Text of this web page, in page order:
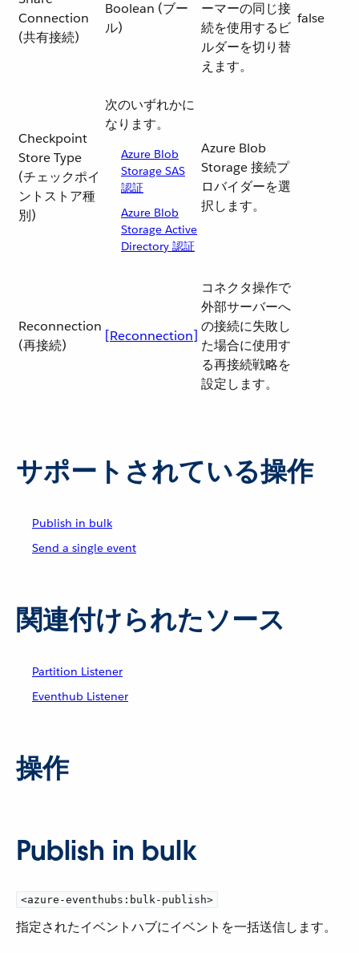
Connection
(共有接続)
Boolean (ブー
ル)
ーマーの同じ接
続を使用するビ
ルダーを切り替
えます。
false
Checkpoint
Store Type
(チェックポイ
ントストア種
別)
次のいずれかに
なります。
Azure Blob
Storage SAS
認証
Azure Blob
Storage Active
Directory 認証
Azure Blob
Storage 接続プ
ロバイダーを選
択します。
Reconnection
(再接続)
[Reconnection]
コネクタ操作で
外部サーバーへ
の接続に失敗し
た場合に使用す
る再接続戦略を
設定します。
サポートされている操作
Publish in bulk
Send a single event
関連付けられたソース
Partition Listener
Eventhub Listener
操作
Publish in bulk
<azure-eventhubs:bulk-publish>
指定されたイベントハブにイベントを一括送信します。